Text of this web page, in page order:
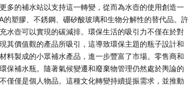
多的補水站以支持這一轉變，從而為水壺的使用創造一
塑膠、不銹鋼、硼矽酸玻璃和生物分解性的替代品。許
水壺可以實現的碳減排。環保生活的吸引力不僅在於對
其價值觀的產品所吸引，這導致環保主題的瓶子設計和
料製成的小眾補水產品，進一步豐富了市場。零售商和
保補水瓶。隨著氣候變遷和廢棄物管理仍然處於輿論的
僅僅是個人物品。這種文化轉變持續提振需求，並推動